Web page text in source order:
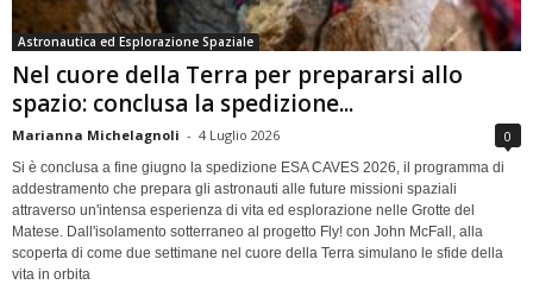
Astronautica ed Esplorazione Spaziale
Nel cuore della Terra per prepararsi allo
spazio: conclusa la spedizione...
Marianna Michelagnoli - 4 Luglio 2026 0
Si è conclusa a fine giugno la spedizione ESA CAVES 2026, il programma di
addestramento che prepara gli astronauti alle future missioni spaziali
attraverso un'intensa esperienza di vita ed esplorazione nelle Grotte del
Matese. Dall'isolamento sotterraneo al progetto Fly! con John McFall, alla
scoperta di come due settimane nel cuore della Terra simulano le sfide della
vita in orbita